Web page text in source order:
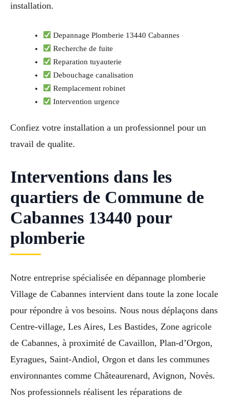
installation.
Depannage Plomberie 13440 Cabannes
Recherche de fuite
Reparation tuyauterie
Debouchage canalisation
Remplacement robinet
Intervention urgence
Confiez votre installation a un professionnel pour un
travail de qualite.
Interventions dans les
quartiers de Commune de
Cabannes 13440 pour
plomberie
Notre entreprise spécialisée en dépannage plomberie
Village de Cabannes intervient dans toute la zone locale
pour répondre à vos besoins. Nous nous déplaçons dans
Centre-village, Les Aires, Les Bastides, Zone agricole
de Cabannes, à proximité de Cavaillon, Plan-d’Orgon,
Eyragues, Saint-Andiol, Orgon et dans les communes
environnantes comme Châteaurenard, Avignon, Novès.
Nos professionnels réalisent les réparations de